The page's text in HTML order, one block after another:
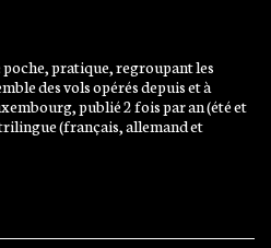
pratique, regroupant les
des vols opérés depuis et à
publié 2 fois par an (été et
(français, allemand et